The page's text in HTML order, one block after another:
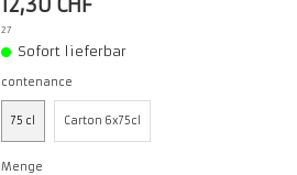
27
Sofort lieferbar
contenance
75 cl Carton 6x75cl
Menge